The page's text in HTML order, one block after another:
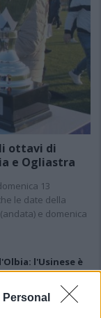
ottavi di
e Ogliastra
13
le date della
e domenica
l'Usinese è
in Promozione